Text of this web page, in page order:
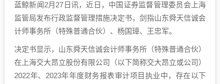
蓝鲸新闻2月27日讯，近日，中国证券监督管理委员会上海
监管局发布行政监督管理措施决定书，剑指山东舜天信诚会
计师事务所（特殊普通合伙）、杨国璋、王忠军。
决定书显示，山东舜天信诚会计师事务所（特殊普通合伙）
在上海交大昂立股份有限公司（以下简称交大昂立或公司）
2022年、2023年年度财务报表审计项目执业中，存在以下